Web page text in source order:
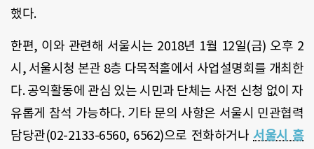
했다.
한편, 이와 관련해 서울시는 2018년 1월 12일(금) 오후 2
시, 서울시청 본관 8층 다목적홀에서 사업설명회를 개최한
다. 공익활동에 관심 있는 시민과 단체는 사전 신청 없이 자
유롭게 참석 가능하다. 기타 문의 사항은 서울시 민관협력
담당관(02-2133-6560, 6562)으로 전화하거나 서울시 홈